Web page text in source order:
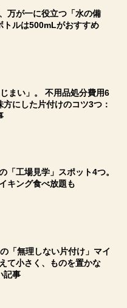
万が一に役立つ「水の備
トルは500mLがおすすめ
まい」。 不用品処分費用6
にした片付けのコツ3つ：
「工場見学」スポット4つ。
キング食べ放題も
「無理しない片付け」マイ
て小さく、ものを置かな
記事